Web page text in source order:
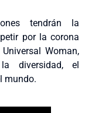
tendrán la
por la corona
Woman,
diversidad, el
mundo.